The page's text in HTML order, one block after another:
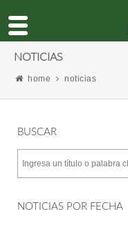
NOTICIAS
home noticias
BUSCAR
NOTICIAS POR FECHA